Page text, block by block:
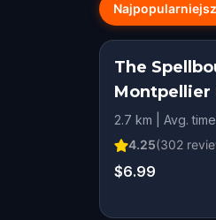
The
Montpellier
2.7 km | Avg.
4.25(302
$6.99